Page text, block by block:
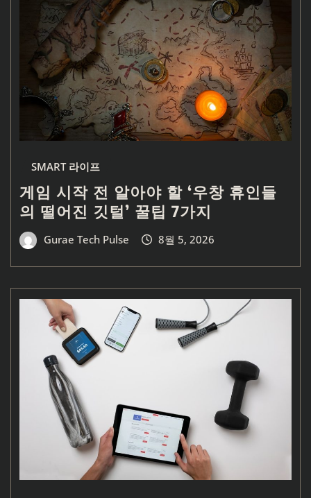
SMART 라이프
게임 시작 전 알아야 할 ‘우창 휴인들
의 떨어진 깃털’ 꿀팁 7가지
Gurae Tech Pulse 8월 5, 2026